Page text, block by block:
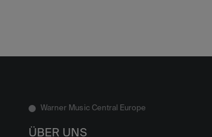
Warner Music Central Europe
ÜBER UNS